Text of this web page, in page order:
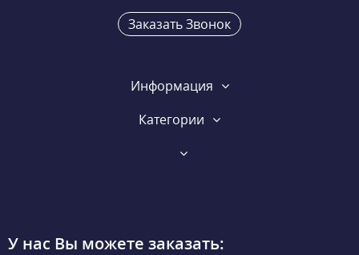
Заказать Звонок
Информация
Категории
У нас Вы можете заказать: